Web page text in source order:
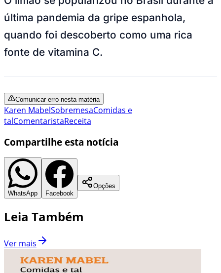
última pandemia da gripe espanhola,
quando foi descoberto como uma rica
fonte de vitamina C.
Comunicar erro nesta matéria
Karen MabelSobremesaComidas e
talComentaristaReceita
Compartilhe esta notícia
WhatsApp Facebook
Opções
Leia Também
Ver mais